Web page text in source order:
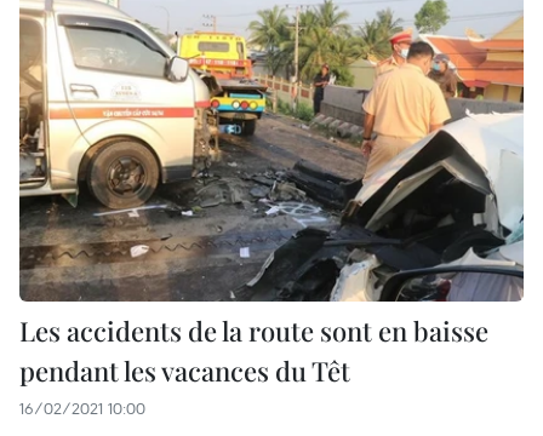
Les accidents de la route sont en baisse
pendant les vacances du Têt
16/02/2021 10:00